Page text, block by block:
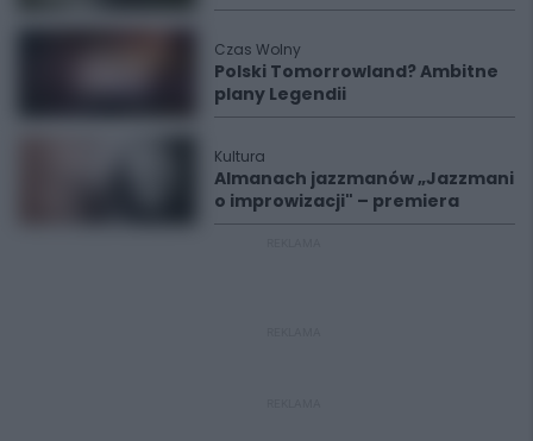
Czas Wolny
Polski Tomorrowland? Ambitne
plany Legendii
Kultura
Almanach jazzmanów „Jazzmani
o improwizacji" – premiera